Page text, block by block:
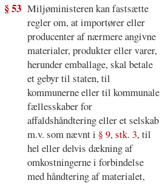
§ 53 Miljøministeren kan fastsætte
regler om, at importører eller
producenter af nærmere angivne
materialer, produkter eller varer,
herunder emballage, skal betale
et gebyr til staten, til
kommunerne eller til kommunale
fællesskaber for
affaldshåndtering eller et selskab
m.v. som nævnt i § 9, stk. 3, til
hel eller delvis dækning af
omkostningerne i forbindelse
med håndtering af materialet,